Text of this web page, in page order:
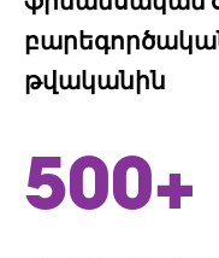
թվականին
500+